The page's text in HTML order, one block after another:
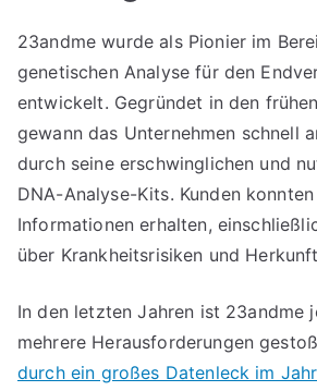
23andme wurde als Pionier im
genetischen Analyse für den
entwickelt. Gegründet in den
gewann das Unternehmen schnell
durch seine erschwinglichen und
DNA-Analyse-Kits. Kunden
Informationen erhalten,
über Krankheitsrisiken und
In den letzten Jahren ist 23andme
mehrere Herausforderungen
durch ein großes Datenleck im